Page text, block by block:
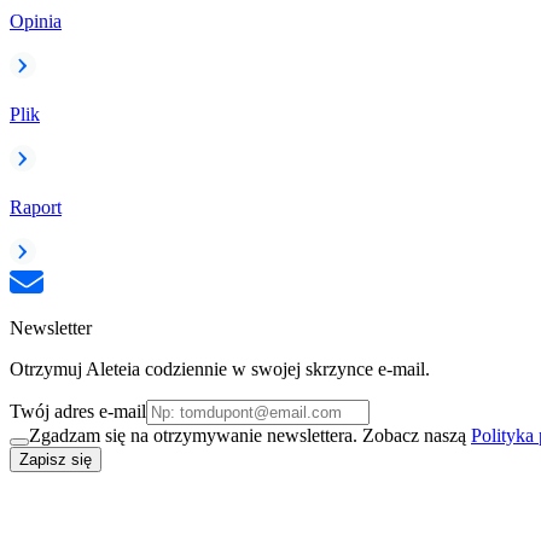
Opinia
Plik
Raport
Newsletter
Otrzymuj Aleteia codziennie w swojej skrzynce e-mail.
Twój adres e-mail
Zgadzam się na otrzymywanie newslettera. Zobacz naszą Polityka
Zapisz się